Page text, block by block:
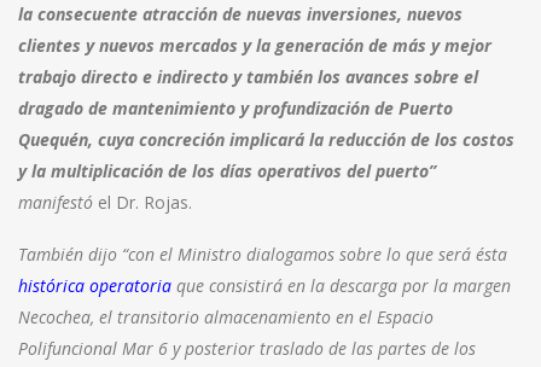
la consecuente atracción de nuevas inversiones, nuevos
clientes y nuevos mercados y la generación de más y mejor
trabajo directo e indirecto y también los avances sobre el
dragado de mantenimiento y profundización de Puerto
Quequén, cuya concreción implicará la reducción de los costos
y la multiplicación de los días operativos del puerto”
manifestó el Dr. Rojas.
También dijo “con el Ministro dialogamos sobre lo que será ésta
histórica operatoria que consistirá en la descarga por la margen
Necochea, el transitorio almacenamiento en el Espacio
Polifuncional Mar 6 y posterior traslado de las partes de los